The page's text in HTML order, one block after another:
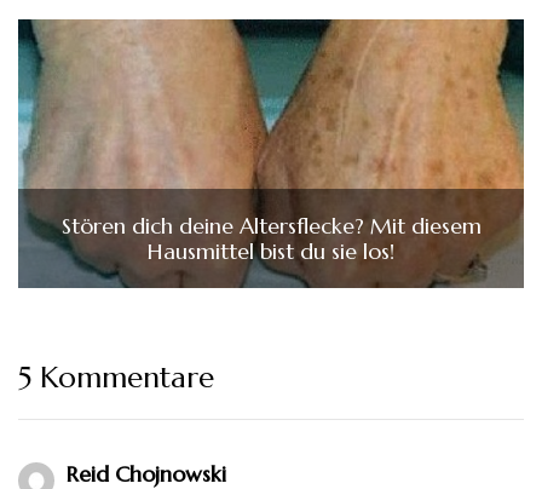
Stören dich deine Altersflecke? Mit diesem
Hausmittel bist du sie los!
5 Kommentare
Reid Chojnowski